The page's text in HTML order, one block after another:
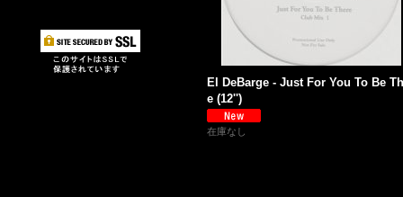
El DeBarge - Just For You To Be
e (12'')
在庫なし